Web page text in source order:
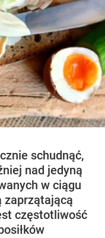
schudnąć,
nad jedyną
w ciągu
zaprzątającą
częstotliwość